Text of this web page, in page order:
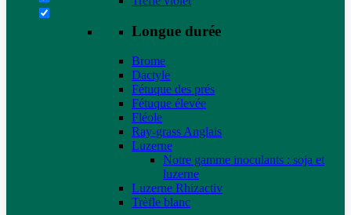
Longue durée
Brome
Dactyle
Fétuque des prés
Fétuque élevée
Fléole
Ray-grass Anglais
Luzerne
Notre gamme inoculants : soja et
luzerne
Luzerne Rhizactiv
Trèfle blanc